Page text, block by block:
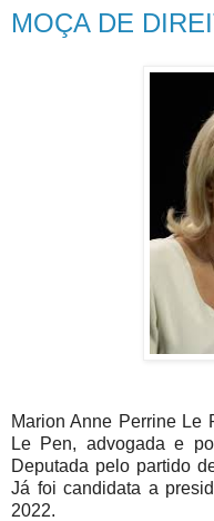
MOÇA DE
Marion Anne Perrine Le
Le Pen, advogada e
Deputada pelo partido
Já foi candidata a
2022.